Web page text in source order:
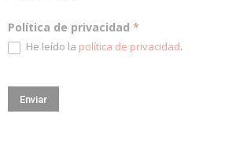
Política de privacidad *
He leído la política de privacidad.